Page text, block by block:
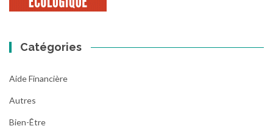
Catégories
Aide Financière
Autres
Bien-Être